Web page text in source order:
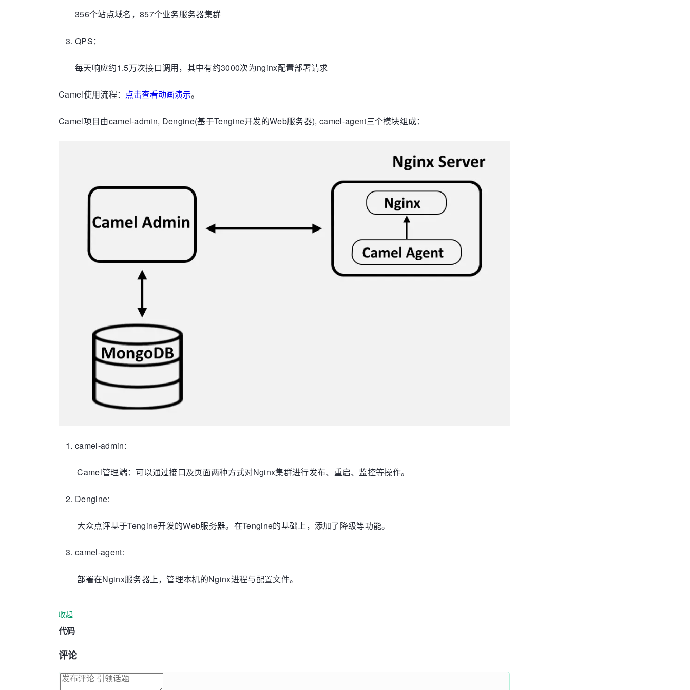
356个站点域名，857个业务服务器集群
QPS：
每天响应约1.5万次接口调用，其中有约3000次为nginx配置部署请求
Camel使用流程： 点击查看动画演示。
Camel项目由camel-admin, Dengine(基于Tengine开发的Web服务器), camel-agent三个模块组成：
camel-admin:
Camel管理端：可以通过接口及页面两种方式对Nginx集群进行发布、重启、监控等操作。
Dengine:
大众点评基于Tengine开发的Web服务器。在Tengine的基础上，添加了降级等功能。
camel-agent:
部署在Nginx服务器上，管理本机的Nginx进程与配置文件。
收起
代码
评论